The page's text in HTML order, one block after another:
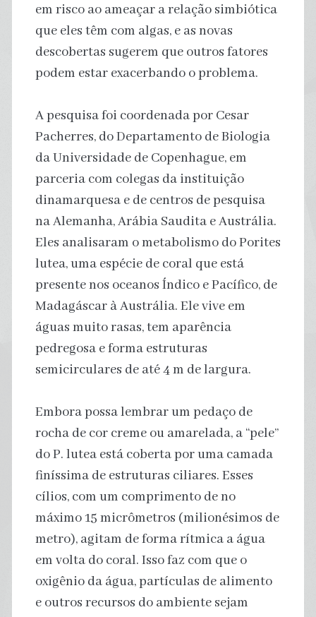
em risco ao ameaçar a relação simbiótica
que eles têm com algas, e as novas
descobertas sugerem que outros fatores
podem estar exacerbando o problema.
A pesquisa foi coordenada por Cesar
Pacherres, do Departamento de Biologia
da Universidade de Copenhague, em
parceria com colegas da instituição
dinamarquesa e de centros de pesquisa
na Alemanha, Arábia Saudita e Austrália.
Eles analisaram o metabolismo do Porites
lutea, uma espécie de coral que está
presente nos oceanos Índico e Pacífico, de
Madagáscar à Austrália. Ele vive em
águas muito rasas, tem aparência
pedregosa e forma estruturas
semicirculares de até 4 m de largura.
Embora possa lembrar um pedaço de
rocha de cor creme ou amarelada, a “pele”
do P. lutea está coberta por uma camada
finíssima de estruturas ciliares. Esses
cílios, com um comprimento de no
máximo 15 micrômetros (milionésimos de
metro), agitam de forma rítmica a água
em volta do coral. Isso faz com que o
oxigênio da água, partículas de alimento
e outros recursos do ambiente sejam